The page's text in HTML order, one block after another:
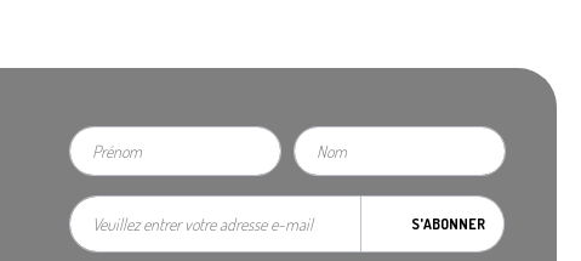
S'ABONNER